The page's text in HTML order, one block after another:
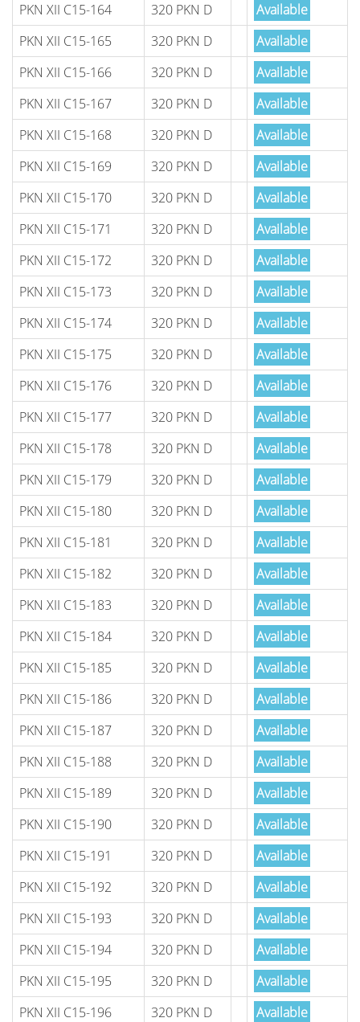
PKN XII C15-164 320 PKN D
Available
PKN XII C15-165
320 PKN D
Available
PKN XII C15-166
320 PKN D
Available
PKN XII C15-167
320 PKN D
Available
PKN XII C15-168
320 PKN D
Available
PKN XII C15-169
320 PKN D
Available
PKN XII C15-170
320 PKN D
Available
PKN XII C15-171
320 PKN D
Available
PKN XII C15-172
320 PKN D
Available
PKN XII C15-173
320 PKN D
Available
PKN XII C15-174
320 PKN D
Available
PKN XII C15-175
320 PKN D
Available
PKN XII C15-176
320 PKN D
Available
PKN XII C15-177
320 PKN D
Available
PKN XII C15-178
320 PKN D
Available
PKN XII C15-179
320 PKN D
Available
PKN XII C15-180
320 PKN D
Available
PKN XII C15-181
320 PKN D
Available
PKN XII C15-182
320 PKN D
Available
PKN XII C15-183
320 PKN D
Available
PKN XII C15-184
320 PKN D
Available
PKN XII C15-185
320 PKN D
Available
PKN XII C15-186
320 PKN D
Available
PKN XII C15-187
320 PKN D
Available
PKN XII C15-188
320 PKN D
Available
PKN XII C15-189
320 PKN D
Available
PKN XII C15-190
320 PKN D
Available
PKN XII C15-191
320 PKN D
Available
PKN XII C15-192
320 PKN D
Available
PKN XII C15-193
320 PKN D
Available
PKN XII C15-194
320 PKN D
Available
PKN XII C15-195
320 PKN D
Available
PKN XII C15-196
320 PKN D
Available